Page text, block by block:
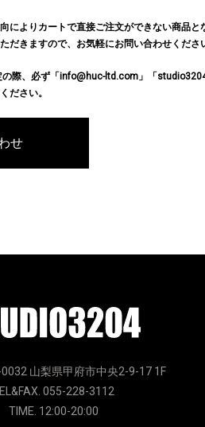
によりカートで直接ご注文ができない商品と
だきますので、お気軽にお問い合わせくださ
際、必ず「info@huc-ltd.com」「
ださい。
せ
山梨県甲府市中央2-9-17 1F
055-228-3112
TIME. 12:00-20:00